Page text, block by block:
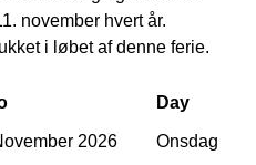
november hvert år.
i løbet af denne ferie.
Day
2026 Onsdag